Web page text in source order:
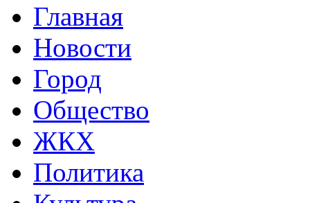
Главная
Новости
Город
Общество
ЖКХ
Политика